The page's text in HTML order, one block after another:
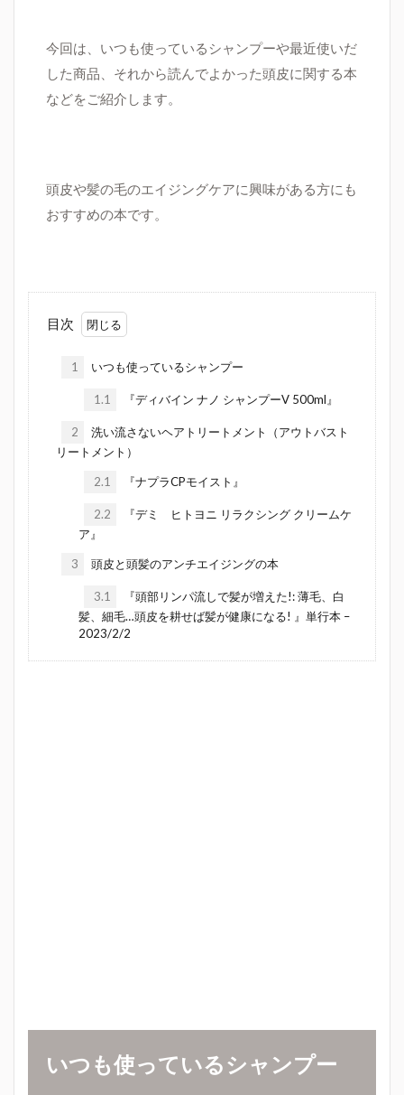
今回は、いつも使っているシャンプーや最近使いだ
した商品、それから読んでよかった頭皮に関する本
などをご紹介します。
頭皮や髪の毛のエイジングケアに興味がある方にも
おすすめの本です。
目次
1 いつも使っているシャンプー
1.1 『ディバイン ナノ シャンプーV 500ml』
2
洗い流さないヘアトリートメント（アウトバスト
リートメント）
2.1 『ナプラCPモイスト』
2.2
『デミ ヒトヨニ リラクシング クリームケ
ア』
3 頭皮と頭髪のアンチエイジングの本
3.1
『頭部リンパ流しで髪が増えた!: 薄毛、白
髪、細毛…頭皮を耕せば髪が健康になる! 』単行本 –
2023/2/2
いつも使っているシャンプー